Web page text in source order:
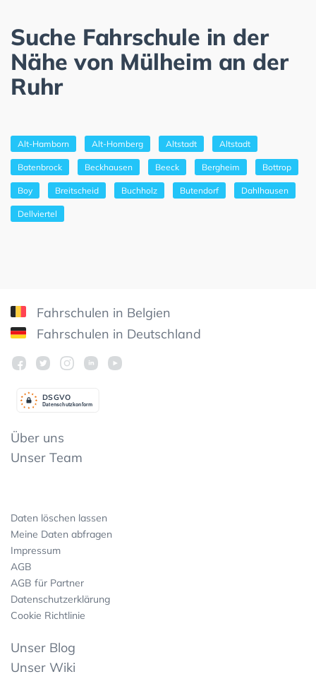
Suche Fahrschule in der
Nähe von Mülheim an der
Ruhr
Alt-Hamborn Alt-Homberg Altstadt Altstadt
Batenbrock Beckhausen Beeck Bergheim Bottrop
Boy Breitscheid Buchholz Butendorf Dahlhausen
Dellviertel
Fahrschulen in Belgien
Fahrschulen in Deutschland
Datenschutzkonform
DSGVO
Über uns
Unser Team
Daten löschen lassen
Meine Daten abfragen
Impressum
AGB
AGB für Partner
Datenschutzerklärung
Cookie Richtlinie
Unser Blog
Unser Wiki